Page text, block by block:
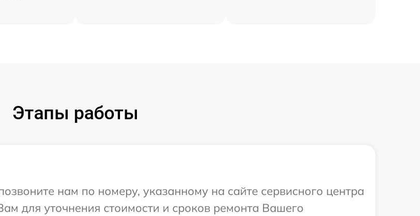
Этапы работы
нам по номеру, указанному на сайте сервисного центра
для уточнения стоимости и сроков ремонта Вашего